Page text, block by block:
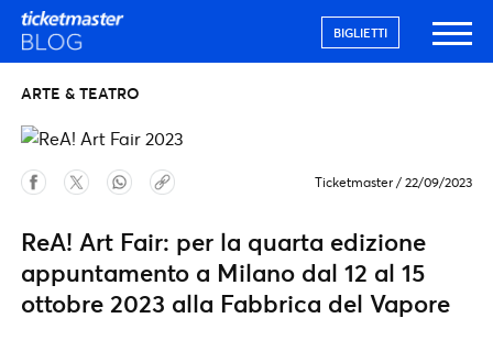
BIGLIETTI
ARTE & TEATRO
Ticketmaster / 22/09/2023
ReA! Art Fair: per la quarta edizione
appuntamento a Milano dal 12 al 15
ottobre 2023 alla Fabbrica del Vapore